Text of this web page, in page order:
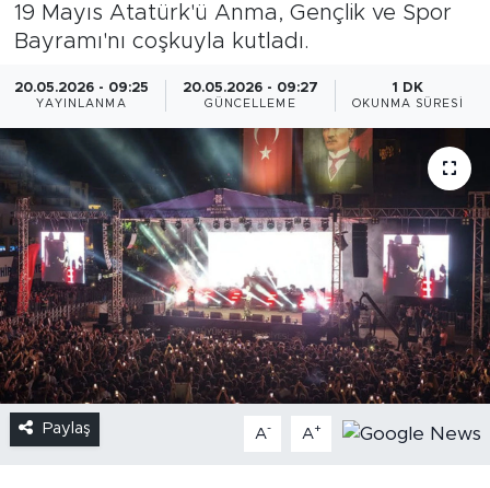
19 Mayıs Atatürk'ü Anma, Gençlik ve Spor
Bayramı'nı coşkuyla kutladı.
20.05.2026 - 09:25
YAYINLANMA
20.05.2026 - 09:27
GÜNCELLEME
1 DK
OKUNMA SÜRESI
Paylaş A- A+